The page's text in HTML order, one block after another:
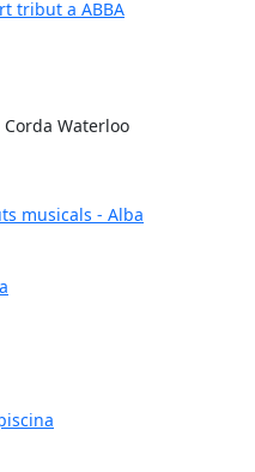
tribut a ABBA
Waterloo
musicals - Alba